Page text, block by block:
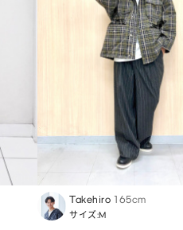
Takehiro 165cm
サイズ:M